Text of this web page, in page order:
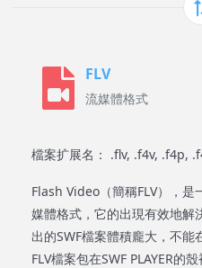
FLV
流媒體格式
檔案扩展名： .flv, .f4v, .f4p,
Flash Video（簡稱FLV），
媒體格式，它的出現有效地解
出的SWF檔案體積龐大，不
FLV檔案包在SWF PLAYER的